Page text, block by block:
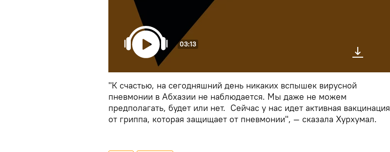
03:13
"К счастью, на сегодняшний день никаких вспышек вирусной
пневмонии в Абхазии не наблюдается. Мы даже не можем
предполагать, будет или нет. Сейчас у нас идет активная вакцинация
от гриппа, которая защищает от пневмонии", — сказала Хурхумал.